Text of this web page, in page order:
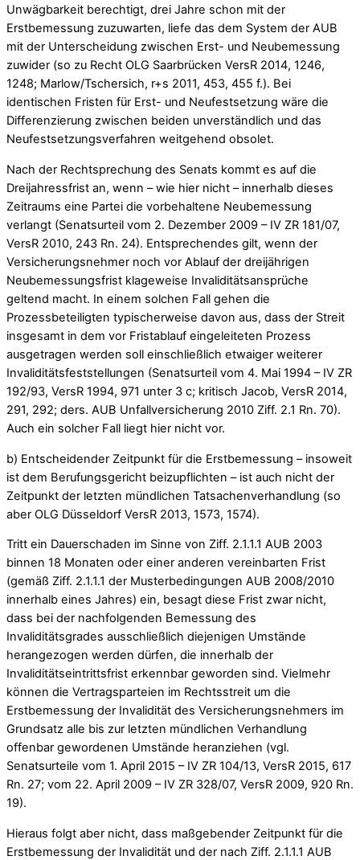
Unwägbarkeit berechtigt, drei Jahre schon mit der
Erstbemessung zuzuwarten, liefe das dem System der AUB
mit der Unterscheidung zwischen Erst- und Neubemessung
zuwider (so zu Recht OLG Saarbrücken VersR 2014, 1246,
1248; Marlow/Tschersich, r+s 2011, 453, 455 f.). Bei
identischen Fristen für Erst- und Neufestsetzung wäre die
Differenzierung zwischen beiden unverständlich und das
Neufestsetzungsverfahren weitgehend obsolet.
Nach der Rechtsprechung des Senats kommt es auf die
Dreijahressfrist an, wenn – wie hier nicht – innerhalb dieses
Zeitraums eine Partei die vorbehaltene Neubemessung
verlangt (Senatsurteil vom 2. Dezember 2009 – IV ZR 181/07,
VersR 2010, 243 Rn. 24). Entsprechendes gilt, wenn der
Versicherungsnehmer noch vor Ablauf der dreijährigen
Neubemessungsfrist klageweise Invaliditätsansprüche
geltend macht. In einem solchen Fall gehen die
Prozessbeteiligten typischerweise davon aus, dass der Streit
insgesamt in dem vor Fristablauf eingeleiteten Prozess
ausgetragen werden soll einschließlich etwaiger weiterer
Invaliditätsfeststellungen (Senatsurteil vom 4. Mai 1994 – IV ZR
192/93, VersR 1994, 971 unter 3 c; kritisch Jacob, VersR 2014,
291, 292; ders. AUB Unfallversicherung 2010 Ziff. 2.1 Rn. 70).
Auch ein solcher Fall liegt hier nicht vor.
b) Entscheidender Zeitpunkt für die Erstbemessung – insoweit
ist dem Berufungsgericht beizupflichten – ist auch nicht der
Zeitpunkt der letzten mündlichen Tatsachenverhandlung (so
aber OLG Düsseldorf VersR 2013, 1573, 1574).
Tritt ein Dauerschaden im Sinne von Ziff. 2.1.1.1 AUB 2003
binnen 18 Monaten oder einer anderen vereinbarten Frist
(gemäß Ziff. 2.1.1.1 der Musterbedingungen AUB 2008/2010
innerhalb eines Jahres) ein, besagt diese Frist zwar nicht,
dass bei der nachfolgenden Bemessung des
Invaliditätsgrades ausschließlich diejenigen Umstände
herangezogen werden dürfen, die innerhalb der
Invaliditätseintrittsfrist erkennbar geworden sind. Vielmehr
können die Vertragsparteien im Rechtsstreit um die
Erstbemessung der Invalidität des Versicherungsnehmers im
Grundsatz alle bis zur letzten mündlichen Verhandlung
offenbar gewordenen Umstände heranziehen (vgl.
Senatsurteile vom 1. April 2015 – IV ZR 104/13, VersR 2015, 617
Rn. 27; vom 22. April 2009 – IV ZR 328/07, VersR 2009, 920 Rn.
19).
Hieraus folgt aber nicht, dass maßgebender Zeitpunkt für die
Erstbemessung der Invalidität und der nach Ziff. 2.1.1.1 AUB